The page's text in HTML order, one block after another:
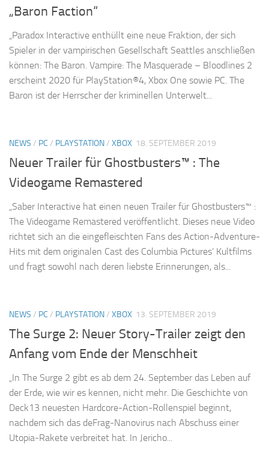
„Baron Faction“
„Paradox Interactive enthüllt eine neue Fraktion, der sich
Spieler in der vampirischen Gesellschaft Seattles anschließen
können: The Baron. Vampire: The Masquerade – Bloodlines 2
erscheint 2020 für PlayStation®4, Xbox One sowie PC. The
Baron ist der Herrscher der kriminellen Unterwelt...
NEWS / PC / PLAYSTATION/ XBOX 18. SEPTEMBER 2019
Neuer Trailer für Ghostbusters™ : The
Videogame Remastered
„Saber Interactive hat einen neuen Trailer für Ghostbusters™ :
The Videogame Remastered veröffentlicht. Dieses neue Video
richtet sich an die eingefleischten Fans des Action-Adventure-
Hits mit dem originalen Cast des Columbia Pictures’ Kultfilms
und fragt sowohl nach deren liebste Erinnerungen, als...
NEWS / PC / PLAYSTATION/ XBOX 13. SEPTEMBER 2019
The Surge 2: Neuer Story-Trailer zeigt den
Anfang vom Ende der Menschheit
„In The Surge 2 gibt es ab dem 24. September das Leben auf
der Erde, wie wir es kennen, nicht mehr. Die Geschichte von
Deck13 neuesten Hardcore-Action-Rollenspiel beginnt,
nachdem sich das deFrag-Nanovirus nach Abschuss einer
Utopia-Rakete verbreitet hat. In Jericho...